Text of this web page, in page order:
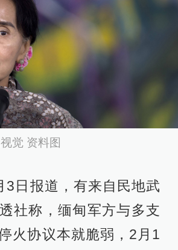
觉 资料图
3日报道，有来自民地武
社称，缅甸军方与多支
火协议本就脆弱，2月1